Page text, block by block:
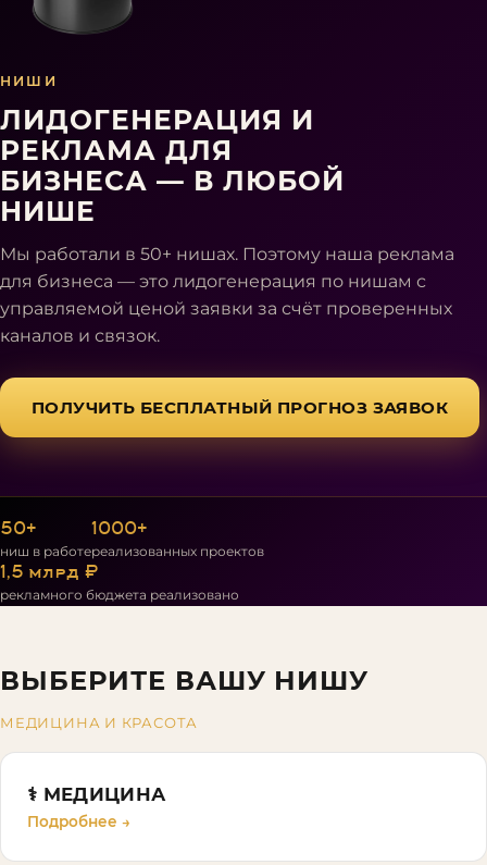
НИШИ
ЛИДОГЕНЕРАЦИЯ И
РЕКЛАМА ДЛЯ
БИЗНЕСА — В ЛЮБОЙ
НИШЕ
Мы работали в 50+ нишах. Поэтому наша реклама
для бизнеса — это лидогенерация по нишам с
управляемой ценой заявки за счёт проверенных
каналов и связок.
ПОЛУЧИТЬ БЕСПЛАТНЫЙ ПРОГНОЗ ЗАЯВОК
50+
ниш в работе
1000+
реализованных проектов
1,5 млрд ₽
рекламного бюджета реализовано
ВЫБЕРИТЕ ВАШУ НИШУ
МЕДИЦИНА И КРАСОТА
⚕️ МЕДИЦИНА
Подробнее →